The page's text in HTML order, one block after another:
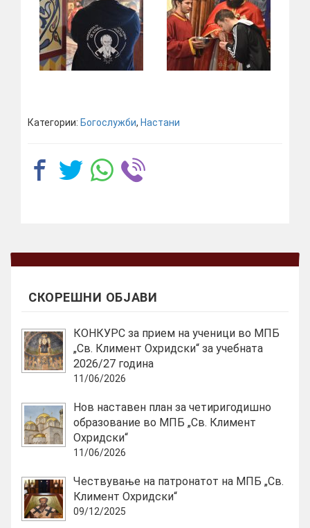
Категории: Богослужби, Настани
СКОРЕШНИ ОБЈАВИ
КОНКУРС за прием на ученици во МПБ
„Св. Климент Охридски“ за учебната
2026/27 година
11/06/2026
Нов наставен план за четиригодишно
образование во МПБ „Св. Климент
Охридски“
11/06/2026
Чествување на патронатот на МПБ „Св.
Климент Охридски“
09/12/2025